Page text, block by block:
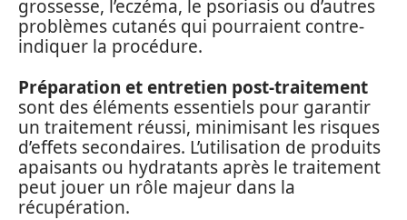
grossesse, l’eczéma, le psoriasis ou d’autres
problèmes cutanés qui pourraient contre-
indiquer la procédure.
Préparation et entretien post-traitement
sont des éléments essentiels pour garantir
un traitement réussi, minimisant les risques
d’effets secondaires. L’utilisation de produits
apaisants ou hydratants après le traitement
peut jouer un rôle majeur dans la
récupération.